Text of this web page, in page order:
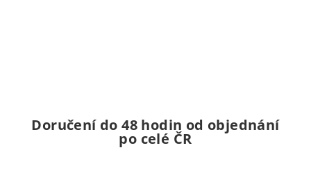
Doručení do 48 hodin od objednání
po celé ČR